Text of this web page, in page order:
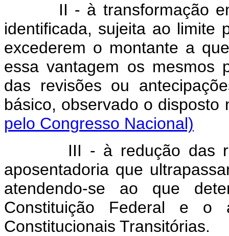
II - à transformação em
identificada, sujeita ao limite
excederem o montante a
essa vantagem os mesmos
das revisões ou
básico, observado o
pelo Congresso Nacional)
III - à redução das
aposentadoria que
atendendo-se ao que
Constituição Federal e
Constitucionais Transitórias.